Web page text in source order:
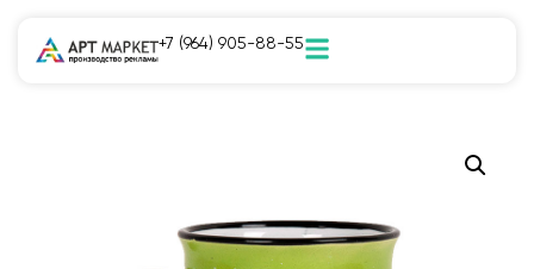
+7 (964) 905-88-55